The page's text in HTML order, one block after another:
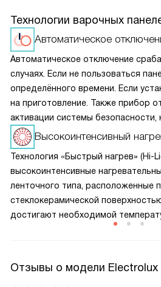
Технологии варочных
Автоматическое
Автоматическое отключение
случаях. Если не пользоваться
определённого времени. Если
на приготовление. Также прибор
активации системы безопасности,
панели управления. Кроме того,
автоматически выключается при
Высокоинтенсивный
Технология «Быстрый нагрев» (Hi-
высокоинтенсивные
ленточного типа, расположенные
стеклокерамической
достигают необходимой
Отзывы о модели Electrolux